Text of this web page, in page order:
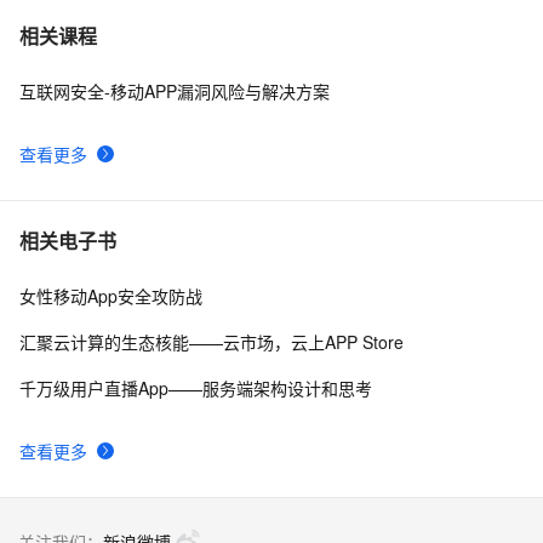
7 推荐一款专业级的动态域名解析系统 - bind webadmin
8 使用cert-manager给阿里云的DNS域名授权SSL证书
9 DNS域名解析
10
全球第一
相关课程
查看更多
互联网安全-移动APP漏洞风险与解决方案
相关电子书
查看更多
女性移动App安全攻防战
汇聚云计算的生态核能——云市场，云上APP Store
千万级用户直播App——服务端架构设计和思考